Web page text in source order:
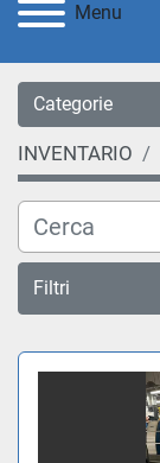
Menu
Categorie
INVENTARIO
Filtri